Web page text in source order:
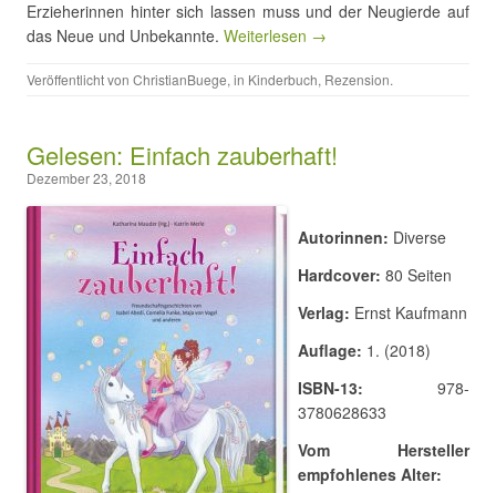
Erzieherinnen hinter sich lassen muss und der Neugierde auf
das Neue und Unbekannte. Weiterlesen →
Veröffentlicht von ChristianBuege, in Kinderbuch, Rezension.
Gelesen: Einfach zauberhaft!
Dezember 23, 2018
Autorinnen: Diverse
Hardcover: 80 Seiten
Verlag: Ernst Kaufmann
Auflage: 1. (2018)
ISBN-13: 978-
3780628633
Vom Hersteller
empfohlenes Alter: